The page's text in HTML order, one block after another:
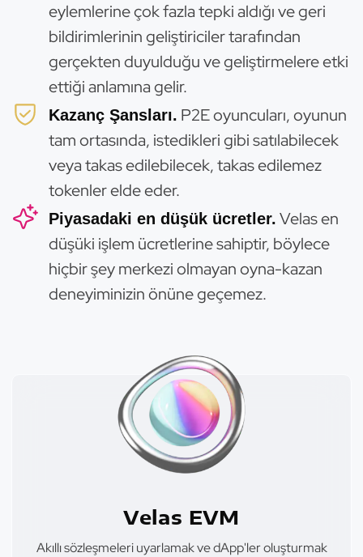
eylemlerine çok fazla tepki aldığı ve geri
bildirimlerinin geliştiriciler tarafından
gerçekten duyulduğu ve geliştirmelere etki
ettiği anlamına gelir.
Kazanç Şansları. P2E oyuncuları, oyunun
tam ortasında, istedikleri gibi satılabilecek
veya takas edilebilecek, takas edilemez
tokenler elde eder.
Piyasadaki en düşük ücretler. Velas en
düşüki işlem ücretlerine sahiptir, böylece
hiçbir şey merkezi olmayan oyna-kazan
deneyiminizin önüne geçemez.
Velas EVM
Akıllı sözleşmeleri uyarlamak ve dApp'ler oluşturmak